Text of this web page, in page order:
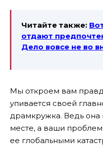
Читайте также:
отдают
Дело вовсе не во
Мы откроем вам
упивается своей
драмкружка. Ведь она
месте, а ваши
ее глобальными